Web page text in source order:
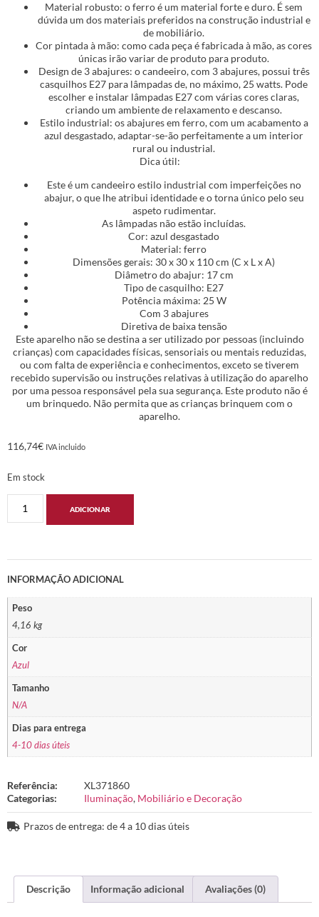
Material robusto: o ferro é um material forte e duro. É sem
dúvida um dos materiais preferidos na construção industrial e
de mobiliário.
Cor pintada à mão: como cada peça é fabricada à mão, as cores
únicas irão variar de produto para produto.
Design de 3 abajures: o candeeiro, com 3 abajures, possui três
casquilhos E27 para lâmpadas de, no máximo, 25 watts. Pode
escolher e instalar lâmpadas E27 com várias cores claras,
criando um ambiente de relaxamento e descanso.
Estilo industrial: os abajures em ferro, com um acabamento a
azul desgastado, adaptar-se-ão perfeitamente a um interior
rural ou industrial.
Dica útil:
Este é um candeeiro estilo industrial com imperfeições no
abajur, o que lhe atribui identidade e o torna único pelo seu
aspeto rudimentar.
As lâmpadas não estão incluídas.
Cor: azul desgastado
Material: ferro
Dimensões gerais: 30 x 30 x 110 cm (C x L x A)
Diâmetro do abajur: 17 cm
Tipo de casquilho: E27
Potência máxima: 25 W
Com 3 abajures
Diretiva de baixa tensão
Este aparelho não se destina a ser utilizado por pessoas (incluindo
crianças) com capacidades físicas, sensoriais ou mentais reduzidas,
ou com falta de experiência e conhecimentos, exceto se tiverem
recebido supervisão ou instruções relativas à utilização do aparelho
por uma pessoa responsável pela sua segurança. Este produto não é
um brinquedo. Não permita que as crianças brinquem com o
aparelho.
116,74€ IVA incluido
Em stock
ADICIONAR
INFORMAÇÃO ADICIONAL
Peso
4,16 kg
Cor
Azul
Tamanho
N/A
Dias para entrega
4-10 dias úteis
Referência:
XL371860
Categorias:
Iluminação, Mobiliário e Decoração
Prazos de entrega: de 4 a 10 dias úteis
Descrição Informação adicional Avaliações (0)